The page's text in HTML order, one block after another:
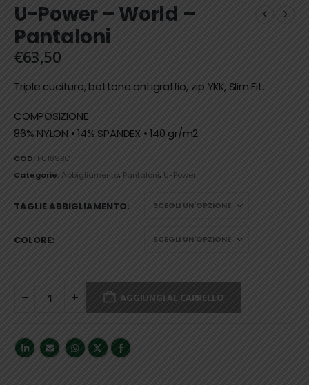
U-Power – World –
Pantaloni
€63,50
Triple cuciture, bottone antigraffio, zip YKK, Slim Fit.
COMPOSIZIONE
​​​​​​​86% NYLON • 14% SPANDEX • 140 gr/m2
COD: FU189BC
Categorie:Abbigliamento, Pantaloni, U-Power
TAGLIE ABBIGLIAMENTO
COLORE
AGGIUNGI AL CARRELLO